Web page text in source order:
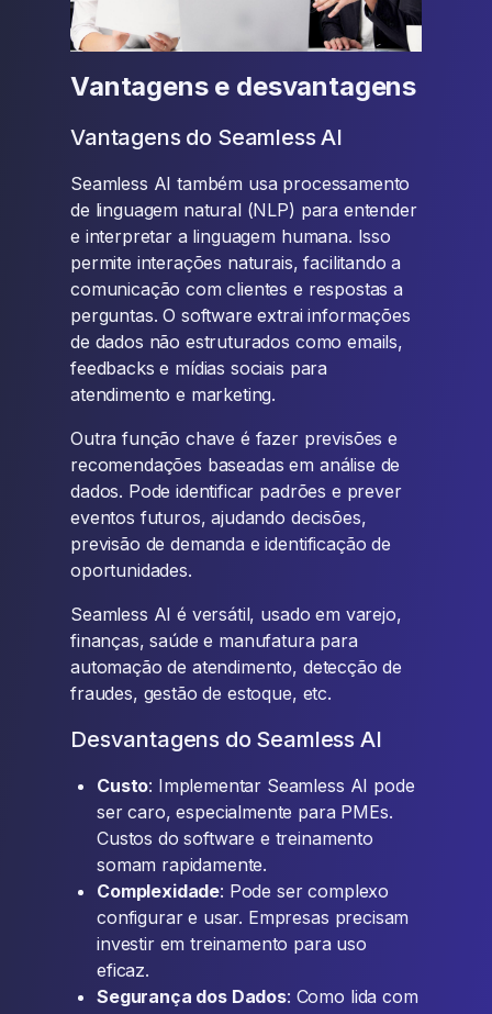
Vantagens e desvantagens
Vantagens do Seamless AI
Seamless AI também usa processamento
de linguagem natural (NLP) para entender
e interpretar a linguagem humana. Isso
permite interações naturais, facilitando a
comunicação com clientes e respostas a
perguntas. O software extrai informações
de dados não estruturados como emails,
feedbacks e mídias sociais para
atendimento e marketing.
Outra função chave é fazer previsões e
recomendações baseadas em análise de
dados. Pode identificar padrões e prever
eventos futuros, ajudando decisões,
previsão de demanda e identificação de
oportunidades.
Seamless AI é versátil, usado em varejo,
finanças, saúde e manufatura para
automação de atendimento, detecção de
fraudes, gestão de estoque, etc.
Desvantagens do Seamless AI
Custo: Implementar Seamless AI pode
ser caro, especialmente para PMEs.
Custos do software e treinamento
somam rapidamente.
Complexidade: Pode ser complexo
configurar e usar. Empresas precisam
investir em treinamento para uso
eficaz.
Segurança dos Dados: Como lida com